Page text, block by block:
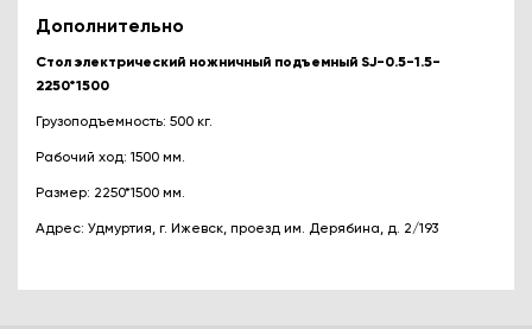
Дополнительно
Стол электрический ножничный подъемный SJ-0.5-1.5-
2250*1500
Грузоподъемность: 500 кг.
Рабочий ход: 1500 мм.
Размер: 2250*1500 мм.
Адрес: Удмуртия, г. Ижевск, проезд им. Дерябина, д. 2/193